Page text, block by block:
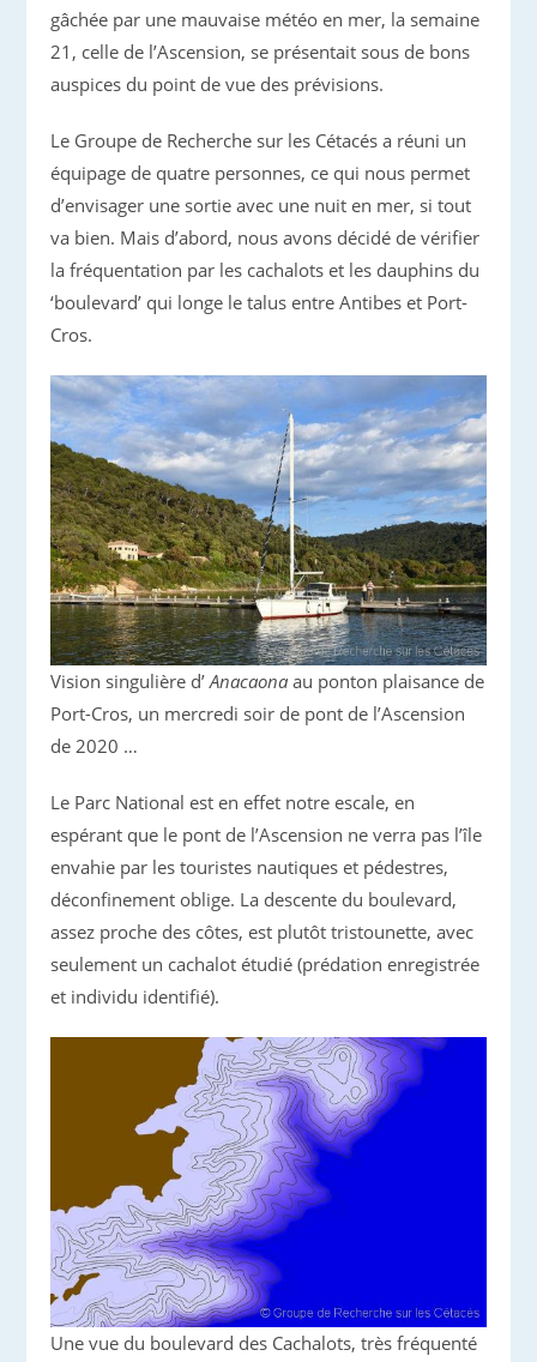
gâchée par une mauvaise météo en mer, la semaine
21, celle de l’Ascension, se présentait sous de bons
auspices du point de vue des prévisions.
Le Groupe de Recherche sur les Cétacés a réuni un
équipage de quatre personnes, ce qui nous permet
d’envisager une sortie avec une nuit en mer, si tout
va bien. Mais d’abord, nous avons décidé de vérifier
la fréquentation par les cachalots et les dauphins du
‘boulevard’ qui longe le talus entre Antibes et Port-
Cros.
Vision singulière d’Anacaonaau ponton plaisance de
Port-Cros, un mercredi soir de pont de l’Ascension
de 2020 …
Le Parc National est en effet notre escale, en
espérant que le pont de l’Ascension ne verra pas l’île
envahie par les touristes nautiques et pédestres,
déconfinement oblige. La descente du boulevard,
assez proche des côtes, est plutôt tristounette, avec
seulement un cachalot étudié (prédation enregistrée
et individu identifié).
Une vue du boulevard des Cachalots, très fréquenté